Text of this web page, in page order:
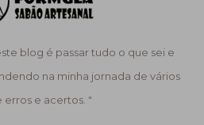
blog é passar tudo o que sei e
na minha jornada de vários
erros e acertos. "